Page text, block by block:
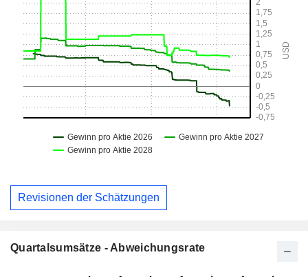
Revisionen der Schätzungen
Quartalsumsätze - Abweichungsrate